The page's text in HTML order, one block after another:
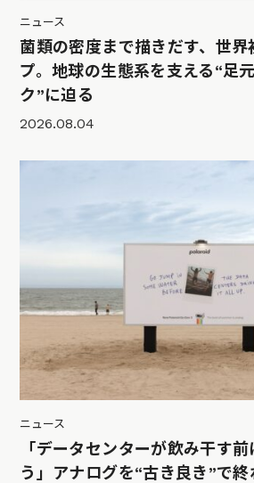
ニュース
菌類の密度まで描きだす、世界
プ。地球の生態系を支える“足
ク”に迫る
2026.08.04
ニュース
「データセンターが飲み干す
う」アナログを“古き良き”で